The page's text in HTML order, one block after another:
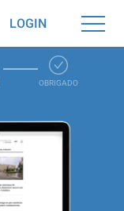
OBRIGADO
LOGIN